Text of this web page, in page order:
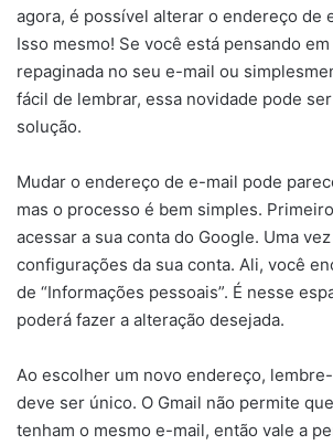
agora, é possível alterar o endereço de
Isso mesmo! Se você está pensando
repaginada no seu e-mail ou
fácil de lembrar, essa novidade pode
solução.
Mudar o endereço de e-mail pode
mas o processo é bem simples.
acessar a sua conta do Google. Uma
configurações da sua conta. Ali, você
de “Informações pessoais”. É nesse
poderá fazer a alteração desejada.
Ao escolher um novo endereço,
deve ser único. O Gmail não permite
tenham o mesmo e-mail, então vale a